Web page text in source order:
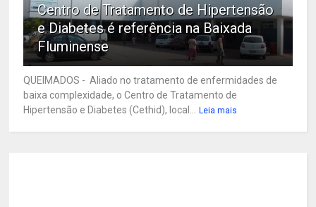
Centro de Tratamento de Hipertensão
e Diabetes é referência na Baixada
Fluminense
QUEIMADOS - Aliado no tratamento de enfermidades de
baixa complexidade, o Centro de Tratamento de
Hipertensão e Diabetes (Cethid), local...
Leia mais